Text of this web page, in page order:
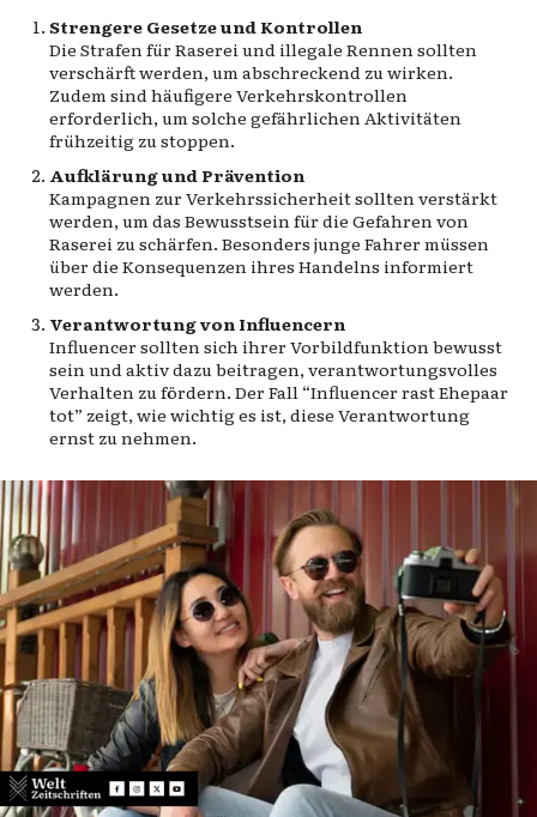
Strengere Gesetze und Kontrollen
Die Strafen für Raserei und illegale Rennen sollten
verschärft werden, um abschreckend zu wirken.
Zudem sind häufigere Verkehrskontrollen
erforderlich, um solche gefährlichen Aktivitäten
frühzeitig zu stoppen.
Aufklärung und Prävention
Kampagnen zur Verkehrssicherheit sollten verstärkt
werden, um das Bewusstsein für die Gefahren von
Raserei zu schärfen. Besonders junge Fahrer müssen
über die Konsequenzen ihres Handelns informiert
werden.
Verantwortung von Influencern
Influencer sollten sich ihrer Vorbildfunktion bewusst
sein und aktiv dazu beitragen, verantwortungsvolles
Verhalten zu fördern. Der Fall “Influencer rast Ehepaar
tot” zeigt, wie wichtig es ist, diese Verantwortung
ernst zu nehmen.